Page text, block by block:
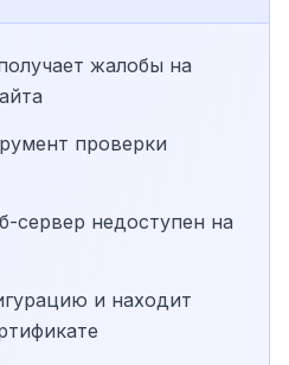
жалобы на
проверки
сервер недоступен на
и находит